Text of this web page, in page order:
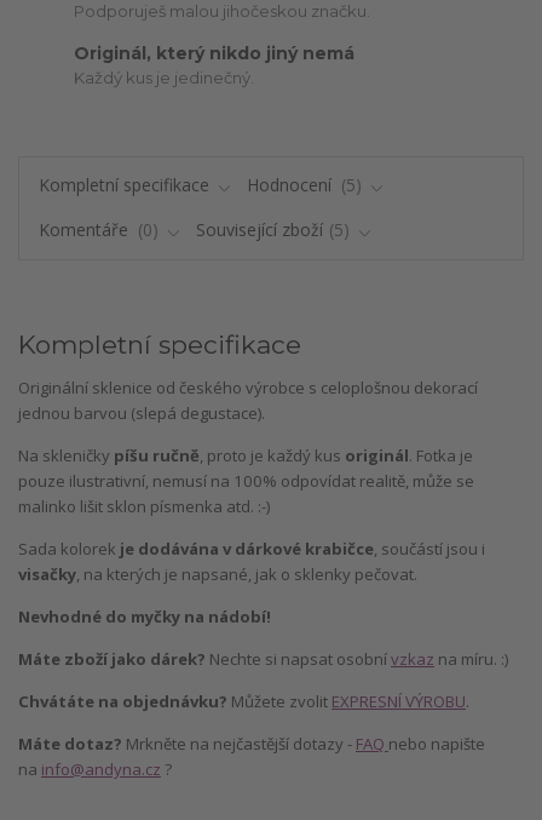
Podporuješ malou jihočeskou značku.
Originál, který nikdo jiný nemá
Každý kus je jedinečný.
Kompletní specifikace Hodnocení
5
Komentáře
0 Související zboží 5
Kompletní specifikace
Originální sklenice od českého výrobce s celoplošnou dekorací
jednou barvou (slepá degustace).
Na skleničky píšu ručně, proto je každý kus originál. Fotka je
pouze ilustrativní, nemusí na 100% odpovídat realitě, může se
malinko lišit sklon písmenka atd. :-)
Sada kolorek je dodávána v dárkové krabičce, součástí jsou i
visačky, na kterých je napsané, jak o sklenky pečovat.
Nevhodné do myčky na nádobí!
Máte zboží jako dárek? Nechte si napsat osobnívzkaz na míru. :)
Chvátáte na objednávku? Můžete zvolit EXPRESNÍ VÝROBU.
Máte dotaz? Mrkněte na nejčastější dotazy - FAQ nebo napište
na info@andyna.cz ?